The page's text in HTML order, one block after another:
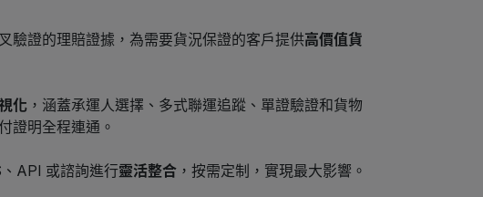
驗證的理賠證據，為需要貨況保證的客戶提供高價值貨
化 ，涵蓋承運人選擇、多式聯運追蹤、單證驗證和貨物
證明全程連通。
API 或諮詢進行靈活整合 ，按需定制，實現最大影響。